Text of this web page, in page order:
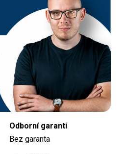
Kontaktujte nás
Odborní garanti
Bez garanta